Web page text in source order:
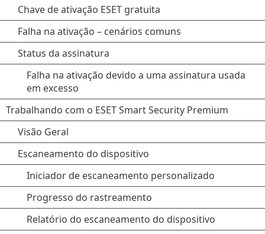
Chave de ativação ESET gratuita
Falha na ativação – cenários comuns
Status da assinatura
Falha na ativação devido a uma assinatura usada
em excesso
Trabalhando com o ESET Smart Security Premium
Visão Geral
Escaneamento do dispositivo
Iniciador de escaneamento personalizado
Progresso do rastreamento
Relatório do escaneamento do dispositivo